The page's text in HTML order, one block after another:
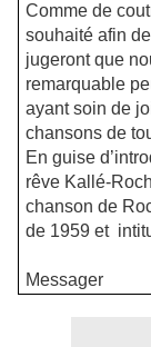
Comme de
souhaité afin
jugeront que
remarquable
ayant soin de
chansons de
En guise
rêve Kallé-
chanson de
de 1959 et
Messager